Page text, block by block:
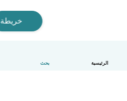
الرئيسية بحث
خريطة